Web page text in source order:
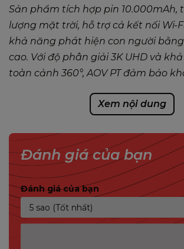
Sản phẩm tích hợp pin 10.000mAh,
lượng mặt trời, hỗ trợ cả kết nối Wi-
khả năng phát hiện con người
cao. Với độ phân giải 3K UHD và
toàn cảnh 360°, AOV PT đảm bảo
TÍNH NĂNG CHÍNHIMOU AOV
Ghi hình liên tục 365 ngày nhờ công
kiệm điện năng và bộ nhớ
Tuổi thọ pin không giới hạn với pin
Xem nội dung
Đánh giá của bạn
Đánh giá của bạn